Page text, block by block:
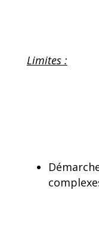
Limites :